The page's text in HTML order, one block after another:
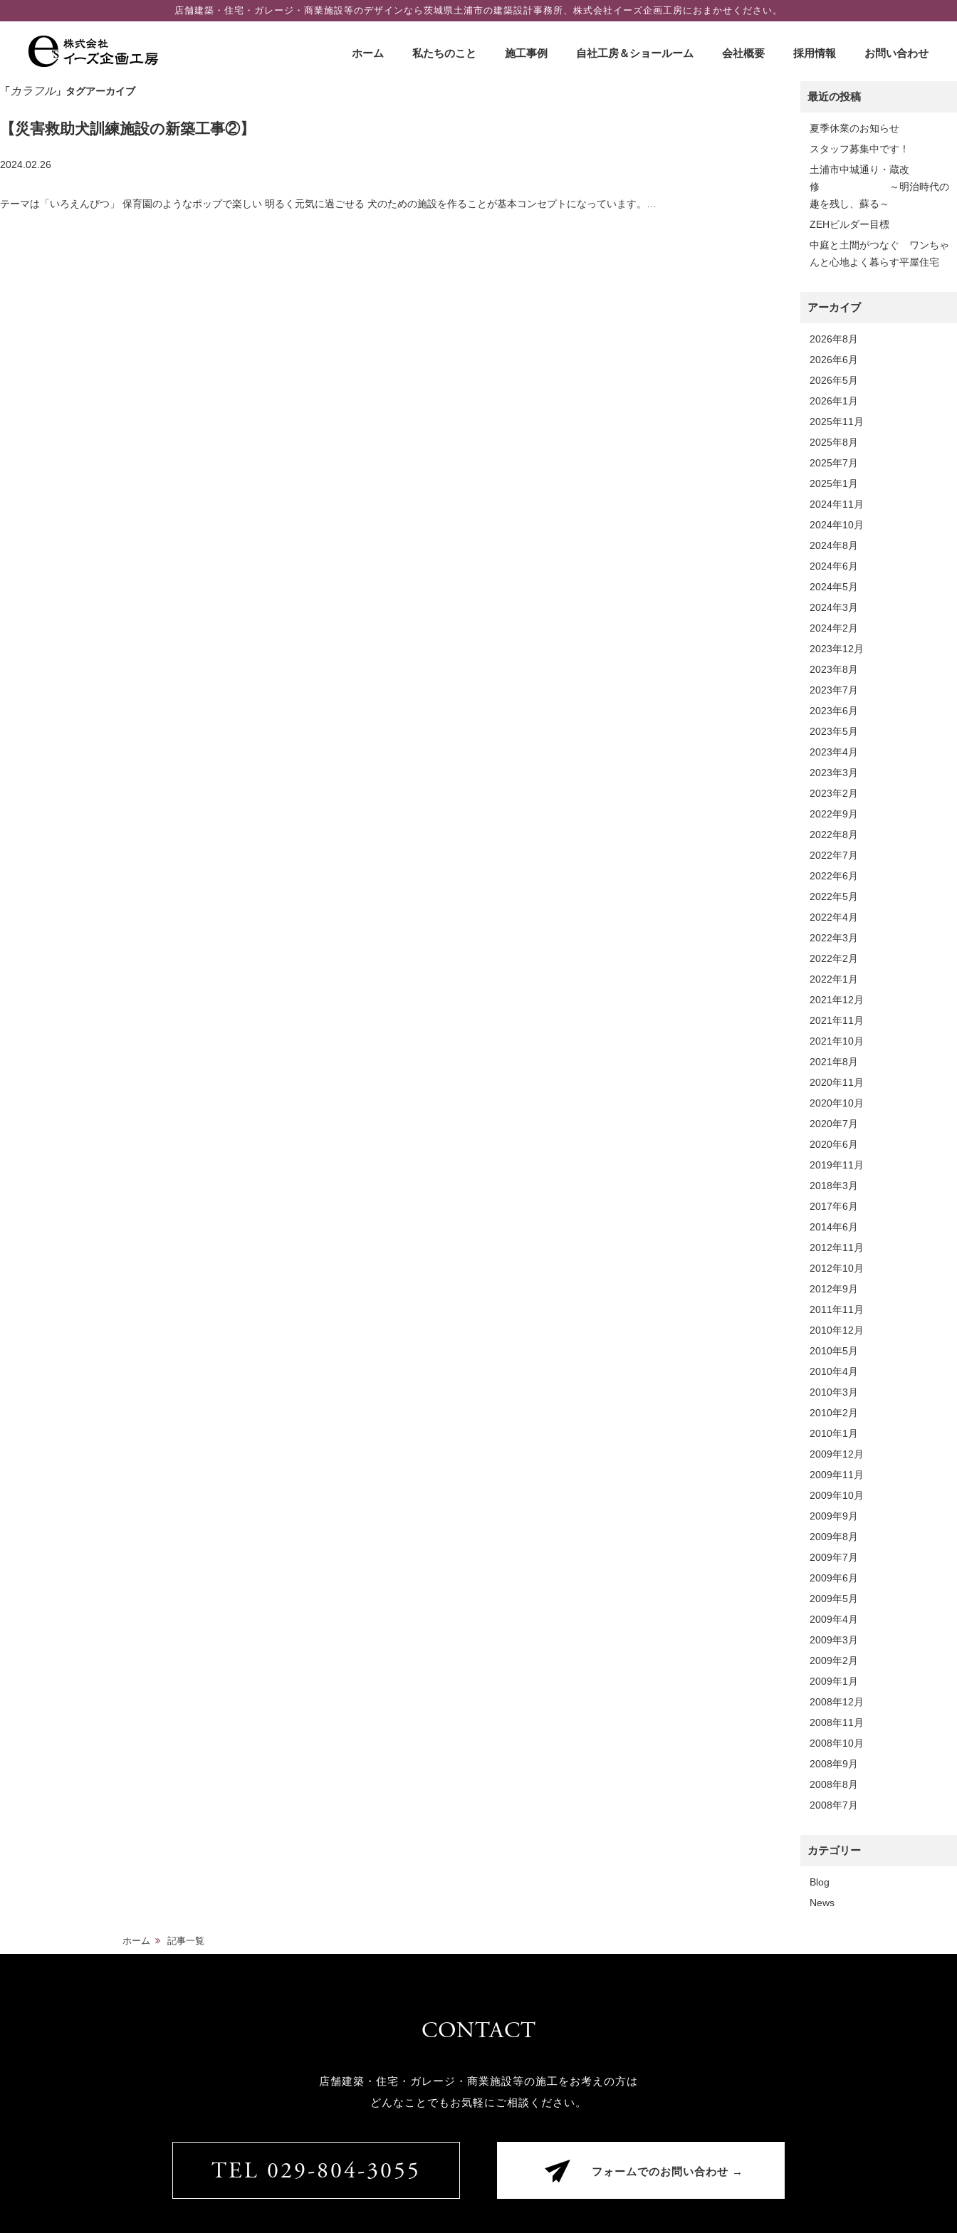
店舗建築・住宅・ガレージ・商業施設等のデザインなら茨城県土浦市の建築設計事務所、株式会社イーズ企画工房におまかせください。
コ
プ
ホーム 私たちのこと 施工事例 自社工房＆ショールーム 会社概要 採用情報 お問い合わせ
「 カラフル」タグアーカイブ
【災害救助犬訓練施設の新築工事②】
2024.02.26
テーマは「いろえんぴつ」 保育園のようなポップで楽しい 明るく元気に過ごせる 犬のための施設を作ることが基本コンセプトになっています。…
最近の投稿
夏季休業のお知らせ
スタッフ募集中です！
土浦市中城通り・蔵改
修 ～明治時代の
趣を残し、蘇る～
ZEHビルダー目標
中庭と土間がつなぐ ワンちゃ
んと心地よく暮らす平屋住宅
アーカイブ
2026年8月
2026年6月
2026年5月
2026年1月
2025年11月
2025年8月
2025年7月
2025年1月
2024年11月
2024年10月
2024年8月
2024年6月
2024年5月
2024年3月
2024年2月
2023年12月
2023年8月
2023年7月
2023年6月
2023年5月
2023年4月
2023年3月
2023年2月
2022年9月
2022年8月
2022年7月
2022年6月
2022年5月
2022年4月
2022年3月
2022年2月
2022年1月
2021年12月
2021年11月
2021年10月
2021年8月
2020年11月
2020年10月
2020年7月
2020年6月
2019年11月
2018年3月
2017年6月
2014年6月
2012年11月
2012年10月
2012年9月
2011年11月
2010年12月
2010年5月
2010年4月
2010年3月
2010年2月
2010年1月
2009年12月
2009年11月
2009年10月
2009年9月
2009年8月
2009年7月
2009年6月
2009年5月
2009年4月
2009年3月
2009年2月
2009年1月
2008年12月
2008年11月
2008年10月
2008年9月
2008年8月
2008年7月
カテゴリー
Blog
News
ホーム 記事一覧
CONTACT
店舗建築・住宅・ガレージ・商業施設等の施工をお考えの方は
どんなことでもお気軽にご相談ください。
TEL 029-804-3055 フォームでのお問い合わせ →